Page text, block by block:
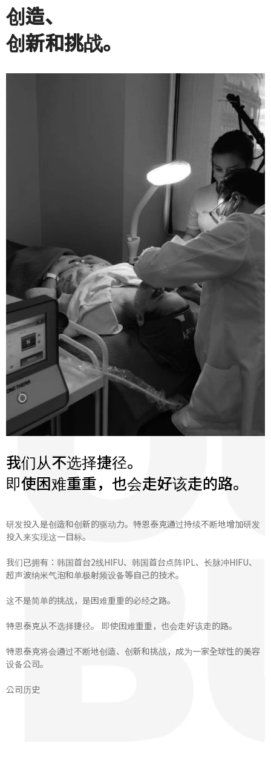
创造、
创新和挑战。
我们从不选择捷径。
即使困难重重，也会走好该走的路。
研发投入是创造和创新的驱动力。特恩泰克通过持续不断地增加研发
投入来实现这一目标。
我们已拥有：韩国首台2线HIFU、韩国首台点阵IPL、长脉冲HIFU、
超声波纳米气泡和单极射频设备等自己的技术。
这不是简单的挑战，是困难重重的必经之路。
特恩泰克从不选择捷径。 即使困难重重，也会走好该走的路。
特恩泰克将会通过不断地创造、创新和挑战，成为一家全球性的美容
设备公司。
公司历史